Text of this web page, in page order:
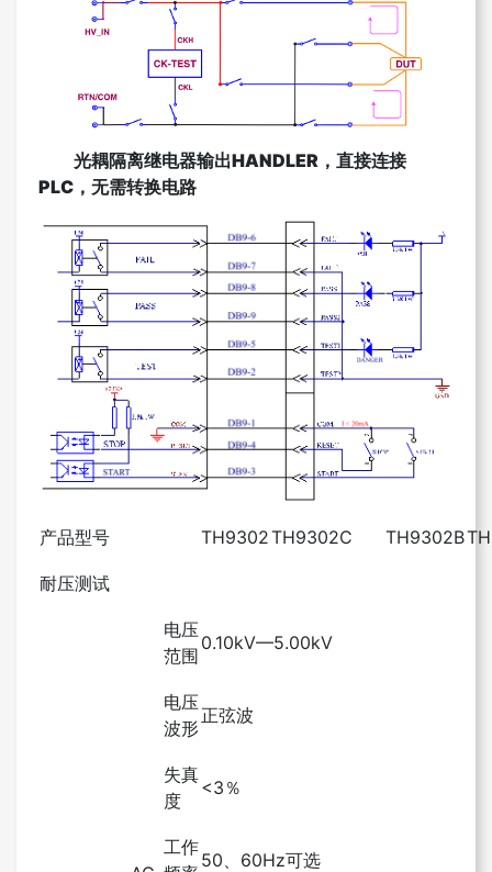
光耦隔离继电器输出HANDLER，直接连接
PLC，无需转换电路
产品型号 TH9302TH9302C TH9302B
耐压测试
电压
范围
0.10kV—5.00kV
电压
波形
正弦波
失真
度
<3％
工作
50、60Hz可选